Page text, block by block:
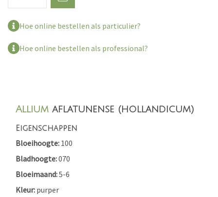
Hoe online bestellen als particulier?
Hoe online bestellen als professional?
Allium aflatunense (hollandicum)
Eigenschappen
Bloeihoogte 100
Bladhoogte 070
Bloeimaand 5-6
Kleur purper